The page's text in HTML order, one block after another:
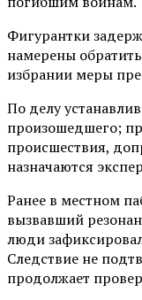
Фигурантки
намерены
избрании меры
По делу
произошедшего;
происшествия,
назначаются
Ранее в местном
вызвавший
люди
Следствие не
продолжает